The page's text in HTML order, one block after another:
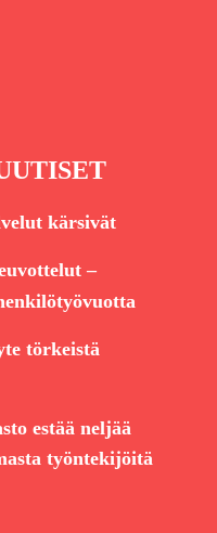
kärsivät
–
törkeistä
estää neljää
työntekijöitä